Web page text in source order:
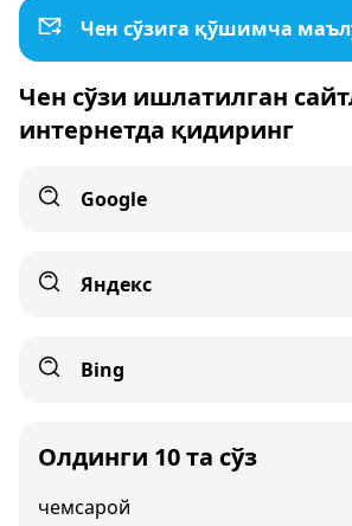
Чен сўзига қўшимча
Чен сўзи ишлатилган
интернетда қидиринг
Google
Яндекс
Bing
Олдинги 10 та сўз
чемсарой